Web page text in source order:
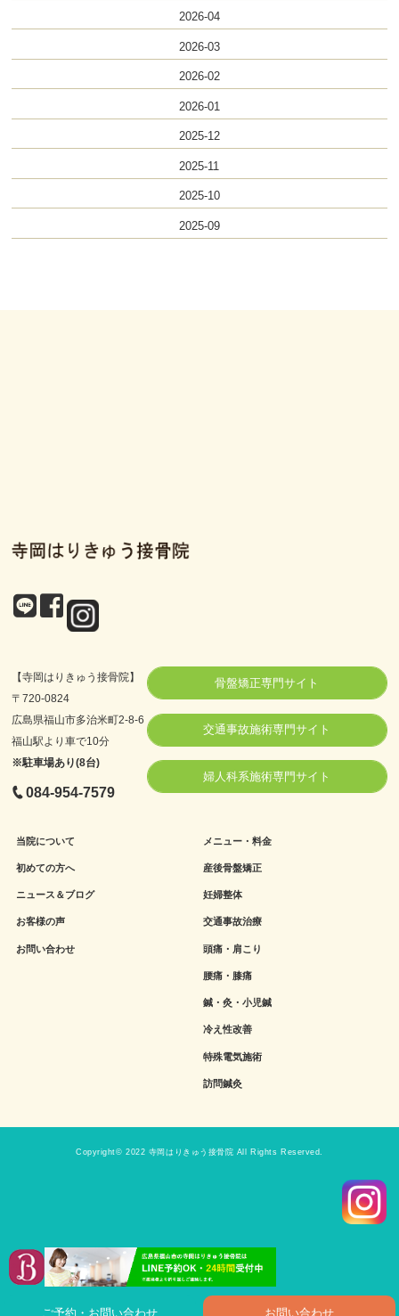
ご予約・お問い合わせ お問い合わせ
2026-04
2026-03
2026-02
2026-01
2025-12
2025-11
2025-10
2025-09
【寺岡はりきゅう接骨院】
〒720-0824
広島県福山市多治米町2-8-6
福山駅より車で10分
※駐車場あり(8台)
084-954-7579
骨盤矯正専門サイト
交通事故施術専門サイト
婦人科系施術専門サイト
当院について
初めての方へ
ニュース＆ブログ
お客様の声
お問い合わせ
メニュー・料金
産後骨盤矯正
妊婦整体
交通事故治療
頭痛・肩こり
腰痛・膝痛
鍼・灸・小児鍼
冷え性改善
特殊電気施術
訪問鍼灸
Copyright© 2022 寺岡はりきゅう接骨院 All Rights Reserved.